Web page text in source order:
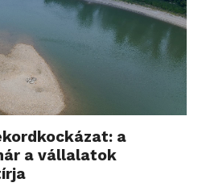
a
a vállalatok